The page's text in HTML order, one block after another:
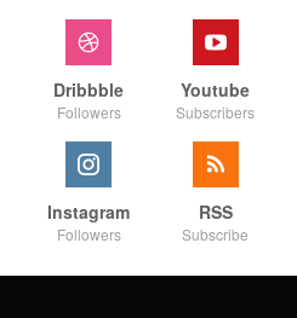
Dribbble
Followers
Youtube
Subscribers
Instagram
Followers
RSS
Subscribe